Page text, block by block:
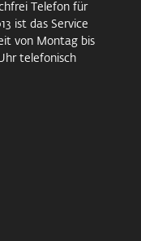
Telefon für
ist das Service
von Montag bis
telefonisch